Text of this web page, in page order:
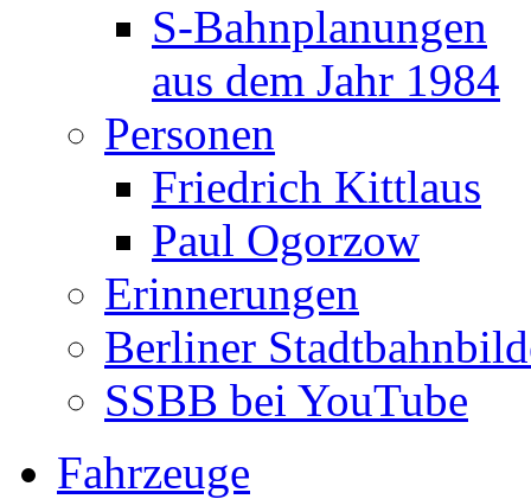
S-Bahnplanungen
aus dem Jahr 1984
Personen
Friedrich Kittlaus
Paul Ogorzow
Erinnerungen
Berliner
SSBB bei YouTube
Fahrzeuge